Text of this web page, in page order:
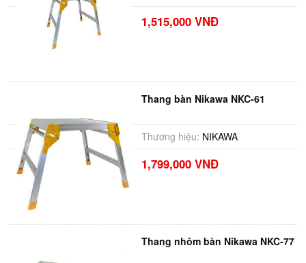
1,515,000 VNĐ
Thang bàn Nikawa NKC-61
Thương hiệu: NIKAWA
1,799,000 VNĐ
Thang nhôm bàn Nikawa NKC-77